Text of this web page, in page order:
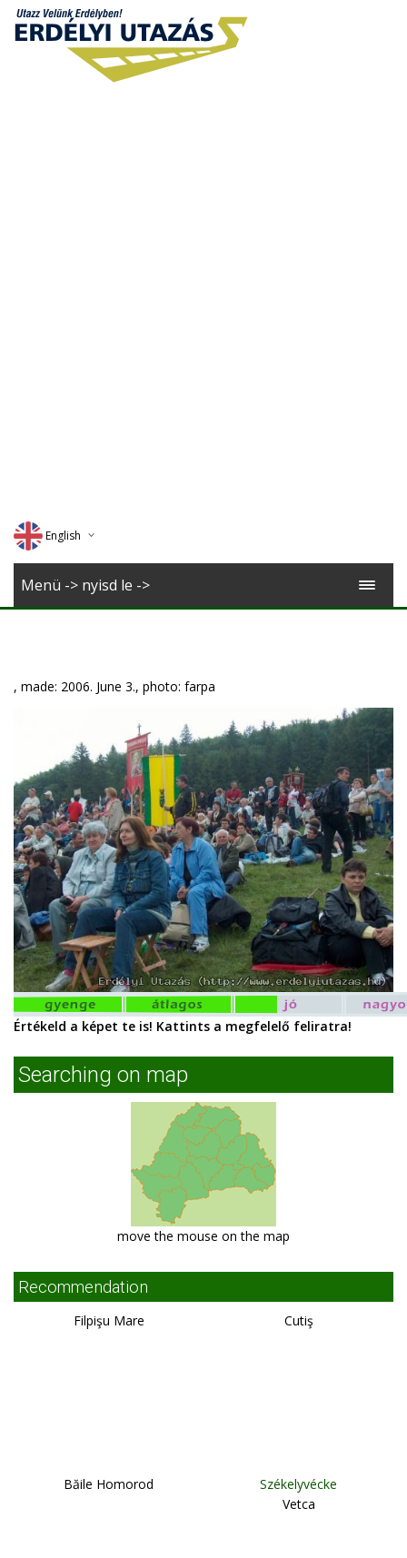
English
Deutsch
Menü -> nyisd le ->
, made: 2006. June 3., photo: farpa
Értékeld a képet te is! Kattints a megfelelő feliratra!
Searching on map
move the mouse on the map
Recommendation
Filpişu Mare Cutiş
Băile Homorod
Székelyvécke
Vetca